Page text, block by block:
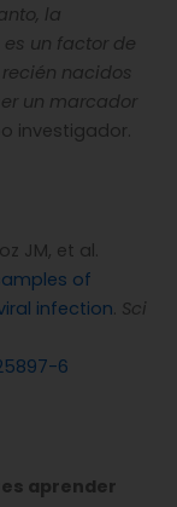
la
un factor de
nacidos
un marcador
investigador.
JM, et al.
of
infection. Sci
6
aprender